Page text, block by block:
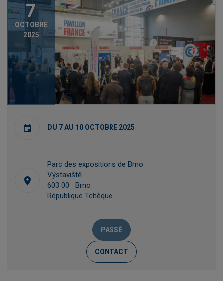
7
OCTOBRE
2025
DU 7 AU 10 OCTOBRE 2025
Parc des expositions de Brno
Výstaviště
603 00 Brno
République Tchèque
PASSÉ
CONTACT